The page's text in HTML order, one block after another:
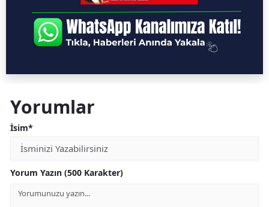
Yorumlar
İsim*
Yorum Yazın (500 Karakter)